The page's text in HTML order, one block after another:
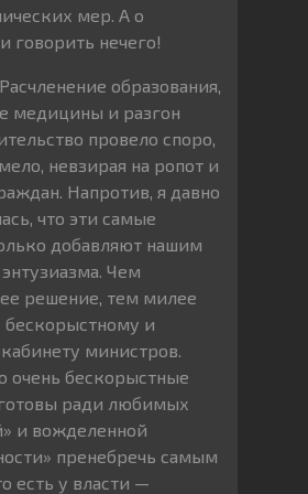
мер. А о
говорить нечего!
образования,
медицины и разгон
провело споро,
невзирая на ропот и
Напротив, я давно
что эти самые
добавляют нашим
Чем
решение, тем милее
и
министров.
очень бескорыстные
ради любимых
и вожделенной
пренебречь самым
есть у власти —